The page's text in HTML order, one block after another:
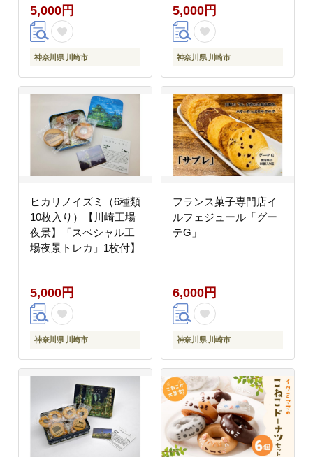
5,000円
神奈川県 川崎市
5,000円
神奈川県 川崎市
ヒカリノイズミ（6種類
10枚入り）【川崎工場
夜景】「スペシャル工
場夜景トレカ」1枚付】
5,000円
神奈川県 川崎市
フランス菓子専門店イ
ルフェジュール「グー
テG」
6,000円
神奈川県 川崎市